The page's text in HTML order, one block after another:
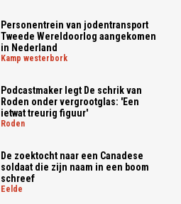
Personentrein van jodentransport
Tweede Wereldoorlog aangekomen
in Nederland
kamp westerbork
Podcastmaker legt De schrik van
Roden onder vergrootglas: 'Een
ietwat treurig figuur'
roden
De zoektocht naar een Canadese
soldaat die zijn naam in een boom
schreef
eelde